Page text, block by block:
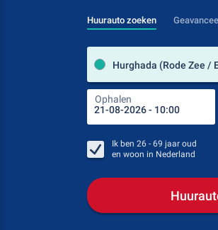
Huurauto zoeken
Hurghada (Rode Zee /
Ophalen
Ik ben 26 - 69 jaar oud
en woon in Nederland